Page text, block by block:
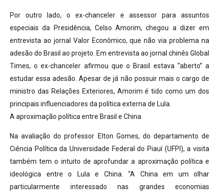
Por outro lado, o ex-chanceler e assessor para assuntos
especiais da Presidência, Celso Amorim, chegou a dizer em
entrevista ao jornal Valor Econômico, que não via problema na
adesão do Brasil ao projeto. Em entrevista ao jornal chinês Global
Times, o ex-chanceler afirmou que o Brasil estava “aberto” a
estudar essa adesão. Apesar de já não possuir mais o cargo de
ministro das Relações Exteriores, Amorim é tido como um dos
principais influenciadores da política externa de Lula.
A aproximação política entre Brasil e China
Na avaliação do professor Elton Gomes, do departamento de
Ciência Política da Universidade Federal do Piauí (UFPI), a visita
também tem o intuito de aprofundar a aproximação política e
ideológica entre o Lula e China. “A China em um olhar
particularmente interessado nas grandes economias